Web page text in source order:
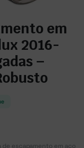
em
2016-
–
escapamento em aço